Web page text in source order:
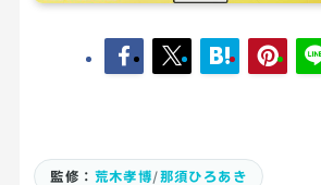
監修： 荒木孝博/那須ひろあき